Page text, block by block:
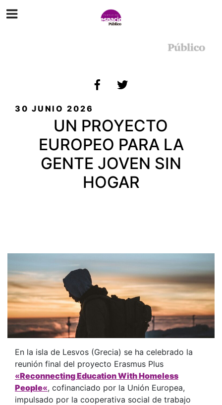
PUBLICADO
30 JUNIO 2026
UN PROYECTO
EUROPEO PARA LA
GENTE JOVEN SIN
HOGAR
En la isla de Lesvos (Grecia) se ha celebrado la
reunión final del proyecto Erasmus Plus
«Reconnecting Education With Homeless
People«, cofinanciado por la Unión Europea,
impulsado por la cooperativa social de trabajo